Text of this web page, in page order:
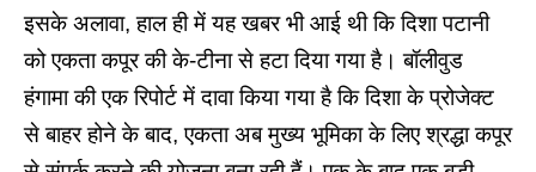
इसके अलावा, हाल ही में यह खबर भी आई थी कि दिशा पटानी
को एकता कपूर की के-टीना से हटा दिया गया है।बॉलीवुड
हंगामाकी एक रिपोर्ट में दावा किया गया है कि दिशा के प्रोजेक्ट
से बाहर होने के बाद, एकता अब मुख्य भूमिका के लिए श्रद्धा कपूर